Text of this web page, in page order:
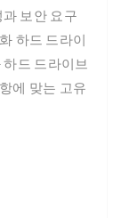
보안 요구
하드 드라이
드 드라이브
에 맞는 고유